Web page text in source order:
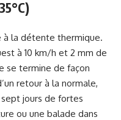
à la détente thermique.
à 10 km/h et 2 mm de
se termine de façon
retour à la normale,
jours de fortes
ou une balade dans